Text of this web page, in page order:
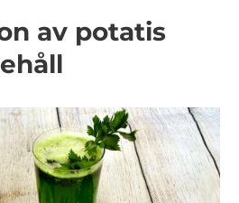
av potatis